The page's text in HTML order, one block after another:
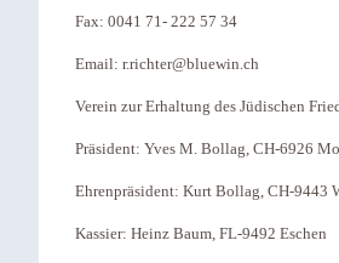
Fax: 0041 71- 222 57 34
Email: r.richter@bluewin.ch
Verein zur Erhaltung des Jüdischen
Präsident: Yves M. Bollag, CH-6926
Ehrenpräsident: Kurt Bollag, CH-9443
Kassier: Heinz Baum, FL-9492 Eschen